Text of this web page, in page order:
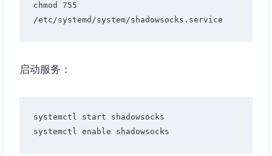
chmod 755
/etc/systemd /system/shadowsocks . service
启动服务：
systemctl start shadowsocks
systemctl enable shadowsocks